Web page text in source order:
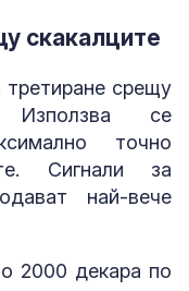
скакалците
срещу
Използва се
точно
Сигнали за
най-вече
2000 декара по